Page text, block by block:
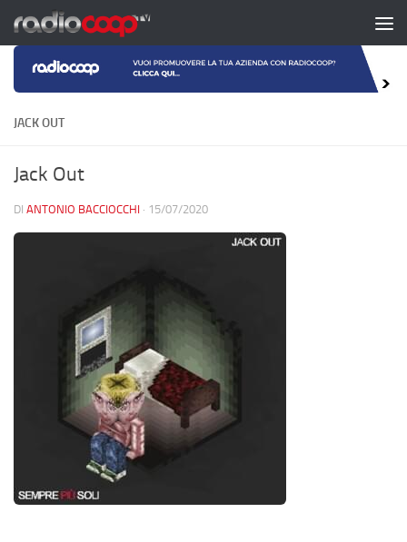
Salta al contenuto
JACK OUT
Jack Out
DI ANTONIO BACCIOCCHI · 15/07/2020